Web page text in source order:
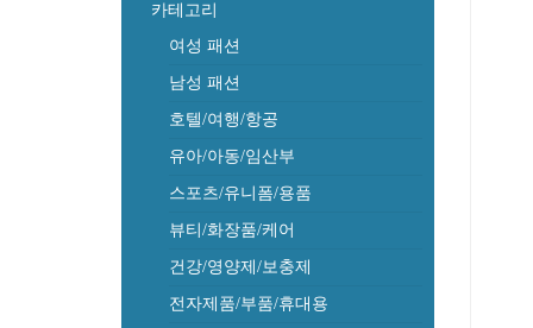
카테고리
여성 패션
남성 패션
호텔/여행/항공
유아/아동/임산부
스포츠/유니폼/용품
뷰티/화장품/케어
건강/영양제/보충제
전자제품/부품/휴대용